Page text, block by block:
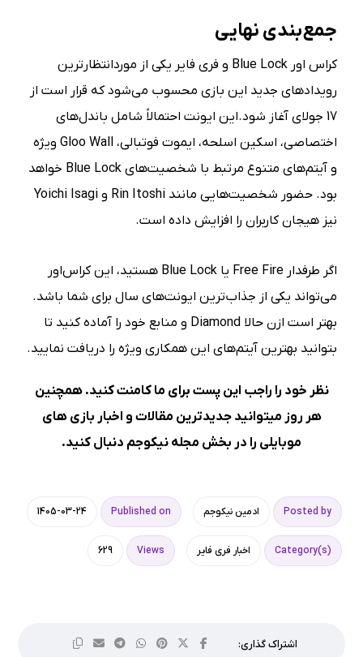
جمع‌بندی نهایی
کراس اور Blue Lock و فری فایر یکی از موردانتظارترین
رویدادهای جدید این بازی محسوب می‌شود که قرار است از
17 جولای آغاز شود.این ایونت احتمالاً شامل باندل‌های
اختصاصی، اسکین اسلحه، ایموت فوتبالی، Gloo Wall ویژه
و آیتم‌های متنوع مرتبط با شخصیت‌های Blue Lock خواهد
بود. حضور شخصیت‌هایی مانند Rin Itoshi و Yoichi Isagi
نیز هیجان کاربران را افزایش داده است.
اگر طرفدار Free Fire یا Blue Lock هستید، این کراس‌اور
می‌تواند یکی از جذاب‌ترین ایونت‌های سال برای شما باشد.
بهتر است ازن حالا Diamond و منابع خود را آماده کنید تا
بتوانید بهترین آیتم‌های این همکاری ویژه را دریافت نمایید.
نظر خود را راجب این پست برای ما کامنت کنید. همچنین
هر روز میتوانید جدیدترین مقالات و اخبار بازی های
موبایلی را در بخش مجله نیکوجم دنبال کنید.
Posted by ادمین نیکوجم Published on
1405-03-24
Category(s) اخبار فری فایر Views
629